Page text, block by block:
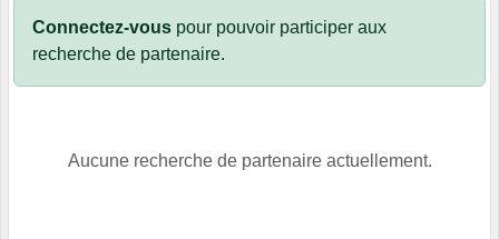
Connectez-vous pour pouvoir participer aux
recherche de partenaire.
Aucune recherche de partenaire actuellement.